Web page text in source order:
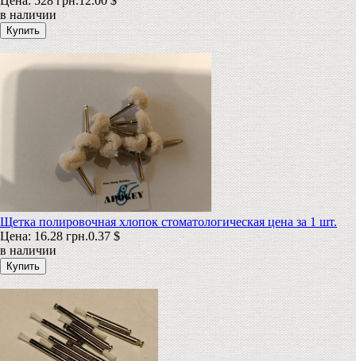
в наличии
Щетка полировочная хлопок стоматологическая цена за 1 шт.
Цена:16.28 грн.0.37 $
в наличии